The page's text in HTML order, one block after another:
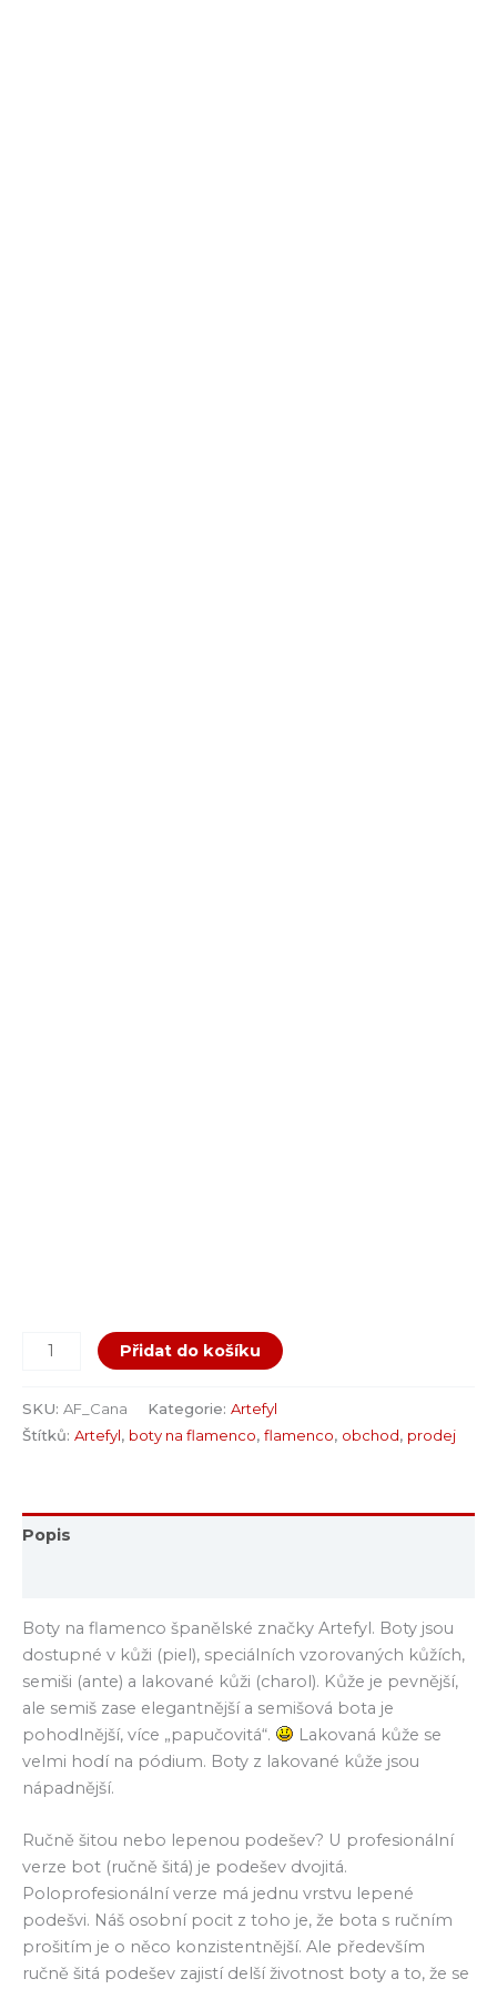
Přidat do košíku
SKU: AF_Cana Kategorie: Artefyl
Štítků: Artefyl, boty na flamenco, flamenco, obchod, prodej
Popis
Boty na flamenco španělské značky Artefyl. Boty jsou
dostupné v kůži (piel), speciálních vzorovaných kůžích,
semiši (ante) a lakované kůži (charol). Kůže je pevnější,
ale semiš zase elegantnější a semišová bota je
pohodlnější, více „papučovitá“.
Lakovaná kůže se
velmi hodí na pódium. Boty z lakované kůže jsou
nápadnější.
Ručně šitou nebo lepenou podešev? U profesionální
verze bot (ručně šitá) je podešev dvojitá.
Poloprofesionální verze má jednu vrstvu lepené
podešvi. Náš osobní pocit z toho je, že bota s ručním
prošitím je o něco konzistentnější. Ale především
ručně šitá podešev zajistí delší životnost boty a to, že se